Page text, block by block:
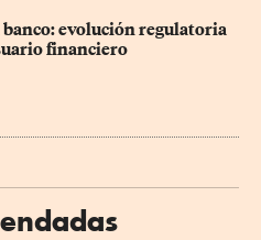
banco: evolución regulatoria
financiero